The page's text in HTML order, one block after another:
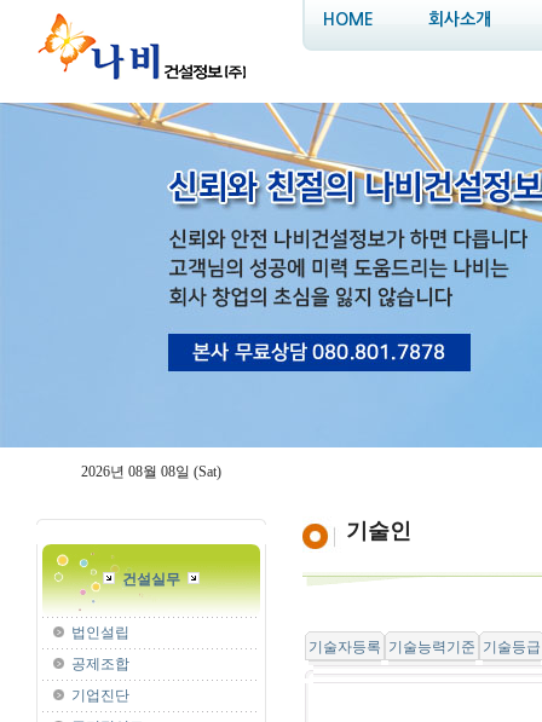
HOME 회사소개
2026년 08월 08일 (Sat)
건설실무
법인설립
공제조합
기업진단
기술인
기술자등록 기술능력기준 기술등급